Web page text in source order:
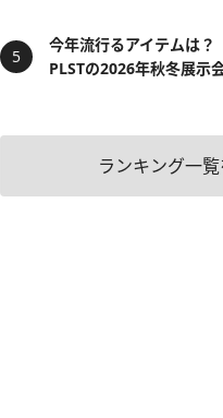
今年流行るアイテムは？
PLSTの2026年秋冬展示
ランキング一